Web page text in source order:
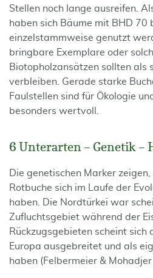
Stellen noch lange ausreifen.
haben sich Bäume mit BHD
einzelstammweise genutzt
bringbare Exemplare oder
Biotopholzansätzen sollten als
verbleiben. Gerade starke
Faulstellen sind für Ökologie
besonders wertvoll.
6 Unterarten – Genetik –
Die genetischen Marker
Rotbuche sich im Laufe der
haben. Die Nordtürkei war
Zufluchtsgebiet während der
Rückzugsgebieten scheint sich
Europa ausgebreitet und als
haben (Felbermeier & Mohadjer